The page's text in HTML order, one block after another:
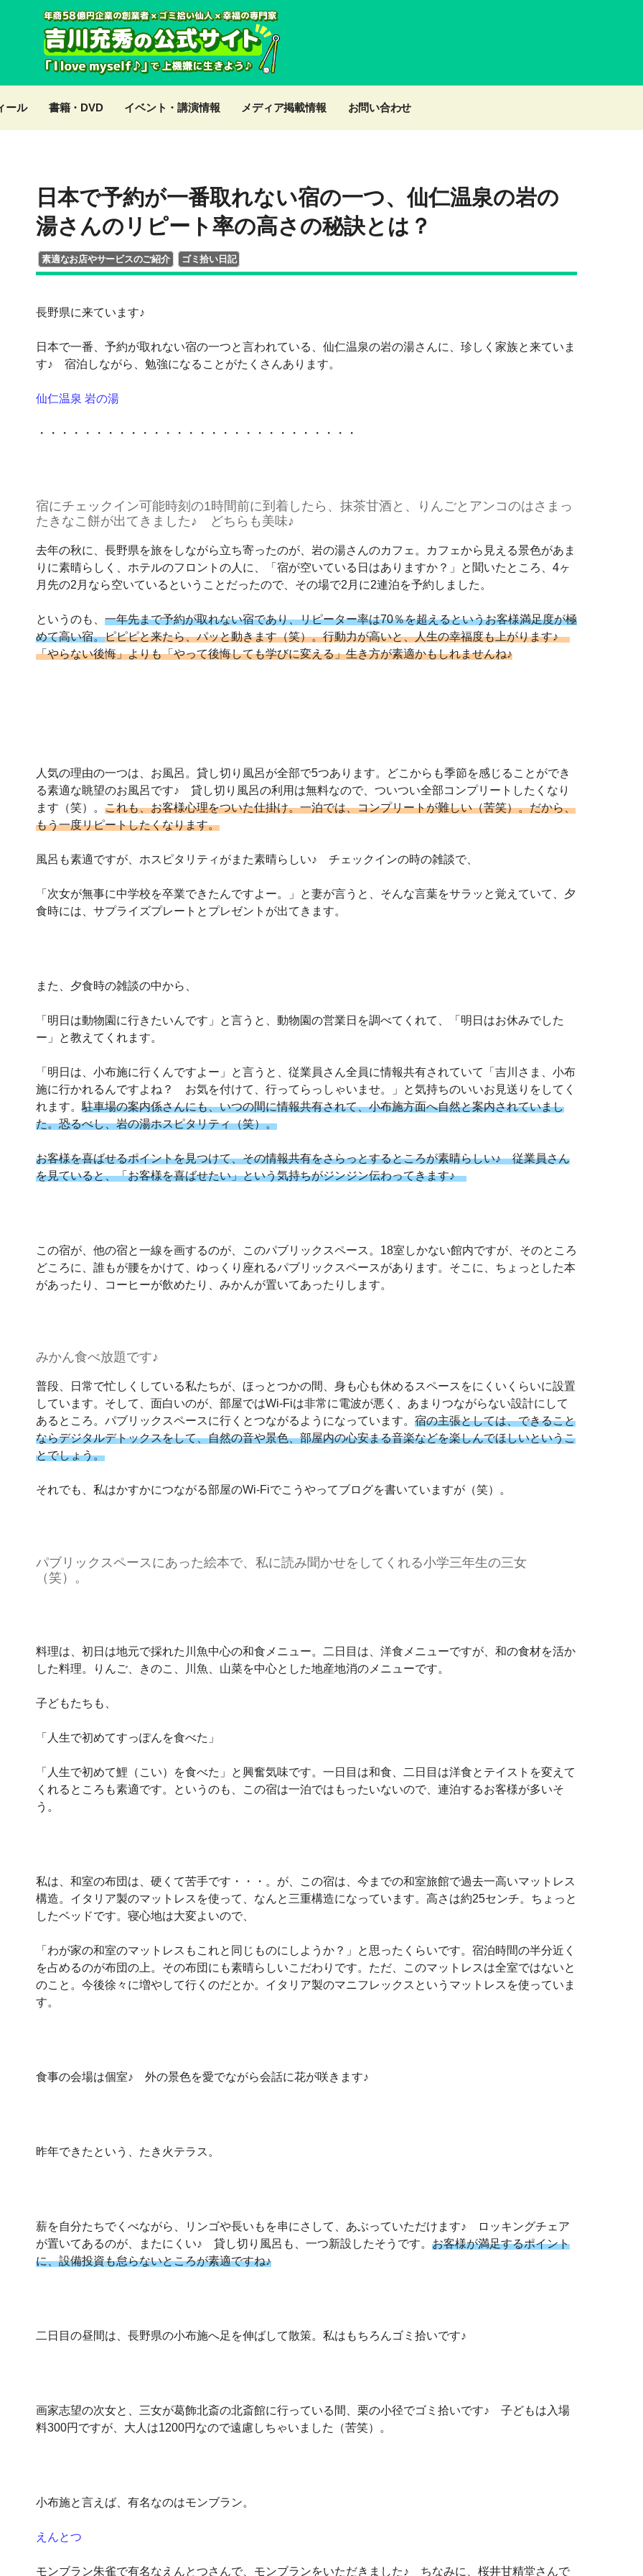
ール 書籍・DVD イベント・講演情報 メディア掲載情報 お問い合わせ
日本で予約が一番取れない宿の一つ、仙仁温泉の岩の
湯さんのリピート率の高さの秘訣とは？
素適なお店やサービスのご紹介 ゴミ拾い日記
長野県に来ています♪
日本で一番、予約が取れない宿の一つと言われている、仙仁温泉の岩の湯さんに、珍しく家族と来ていま
す♪ 宿泊しながら、勉強になることがたくさんあります。
仙仁温泉 岩の湯
・・・・・・・・・・・・・・・・・・・・・・・・・・・・
宿にチェックイン可能時刻の1時間前に到着したら、抹茶甘酒と、りんごとアンコのはさまっ
たきなこ餅が出てきました♪ どちらも美味♪
去年の秋に、長野県を旅をしながら立ち寄ったのが、岩の湯さんのカフェ。カフェから見える景色があま
りに素晴らしく、ホテルのフロントの人に、「宿が空いている日はありますか？」と聞いたところ、4ヶ
月先の2月なら空いているということだったので、その場で2月に2連泊を予約しました。
というのも、 一年先まで予約が取れない宿であり、リピーター率は70％を超えるというお客様満足度が極
めて高い宿。ピピピと来たら、パッと動きます（笑）。行動力が高いと、人生の幸福度も上がります♪
「やらない後悔」よりも「やって後悔しても学びに変える」生き方が素適かもしれませんね♪
人気の理由の一つは、お風呂。貸し切り風呂が全部で5つあります。どこからも季節を感じることができ
る素適な眺望のお風呂です♪ 貸し切り風呂の利用は無料なので、ついつい全部コンプリートしたくなり
ます（笑）。 これも、お客様心理をついた仕掛け。一泊では、コンプリートが難しい（苦笑）。だから、
もう一度リピートしたくなります。
風呂も素適ですが、ホスピタリティがまた素晴らしい♪ チェックインの時の雑談で、
「次女が無事に中学校を卒業できたんですよー。」と妻が言うと、そんな言葉をサラッと覚えていて、夕
食時には、サプライズプレートとプレゼントが出てきます。
また、夕食時の雑談の中から、
「明日は動物園に行きたいんです」と言うと、動物園の営業日を調べてくれて、「明日はお休みでした
ー」と教えてくれます。
「明日は、小布施に行くんですよー」と言うと、従業員さん全員に情報共有されていて「吉川さま、小布
施に行かれるんですよね？ お気を付けて、行ってらっしゃいませ。」と気持ちのいいお見送りをしてく
れます。 駐車場の案内係さんにも、いつの間に情報共有されて、小布施方面へ自然と案内されていまし
た。恐るべし、岩の湯ホスピタリティ（笑）。
お客様を喜ばせるポイントを見つけて、その情報共有をさらっとするところが素晴らしい♪ 従業員さん
を見ていると、「お客様を喜ばせたい」という気持ちがジンジン伝わってきます♪
この宿が、他の宿と一線を画するのが、このパブリックスペース。18室しかない館内ですが、そのところ
どころに、誰もが腰をかけて、ゆっくり座れるパブリックスペースがあります。そこに、ちょっとした本
があったり、コーヒーが飲めたり、みかんが置いてあったりします。
みかん食べ放題です♪
普段、日常で忙しくしている私たちが、ほっとつかの間、身も心も休めるスペースをにくいくらいに設置
しています。そして、面白いのが、部屋ではWi-Fiは非常に電波が悪く、あまりつながらない設計にして
あるところ。パブリックスペースに行くとつながるようになっています。 宿の主張としては、できること
ならデジタルデトックスをして、自然の音や景色、部屋内の心安まる音楽などを楽しんでほしいというこ
とでしょう。
それでも、私はかすかにつながる部屋のWi-Fiでこうやってブログを書いていますが（笑）。
パブリックスペースにあった絵本で、私に読み聞かせをしてくれる小学三年生の三女
（笑）。
料理は、初日は地元で採れた川魚中心の和食メニュー。二日目は、洋食メニューですが、和の食材を活か
した料理。りんご、きのこ、川魚、山菜を中心とした地産地消のメニューです。
子どもたちも、
「人生で初めてすっぽんを食べた」
「人生で初めて鯉（こい）を食べた」と興奮気味です。一日目は和食、二日目は洋食とテイストを変えて
くれるところも素適です。というのも、この宿は一泊ではもったいないので、連泊するお客様が多いそ
う。
私は、和室の布団は、硬くて苦手です・・・。が、この宿は、今までの和室旅館で過去一高いマットレス
構造。イタリア製のマットレスを使って、なんと三重構造になっています。高さは約25センチ。ちょっと
したベッドです。寝心地は大変よいので、
「わが家の和室のマットレスもこれと同じものにしようか？」と思ったくらいです。宿泊時間の半分近く
を占めるのが布団の上。その布団にも素晴らしいこだわりです。ただ、このマットレスは全室ではないと
のこと。今後徐々に増やして行くのだとか。イタリア製のマニフレックスというマットレスを使っていま
す。
食事の会場は個室♪ 外の景色を愛でながら会話に花が咲きます♪
昨年できたという、たき火テラス。
薪を自分たちでくべながら、リンゴや長いもを串にさして、あぶっていただけます♪ ロッキングチェア
が置いてあるのが、またにくい♪ 貸し切り風呂も、一つ新設したそうです。 お客様が満足するポイント
に、設備投資も怠らないところが素適ですね♪
二日目の昼間は、長野県の小布施へ足を伸ばして散策。私はもちろんゴミ拾いです♪
画家志望の次女と、三女が葛飾北斎の北斎館に行っている間、栗の小径でゴミ拾いです♪ 子どもは入場
料300円ですが、大人は1200円なので遠慮しちゃいました（苦笑）。
小布施と言えば、有名なのはモンブラン。
えんとつ
モンブラン朱雀で有名なえんとつさんで、モンブランをいただきました♪ ちなみに、桜井甘精堂さんで